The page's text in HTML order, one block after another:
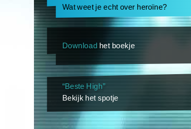
Wat weet je echt over heroïne?
Download het boekje
“Beste High”
Bekijk het spotje